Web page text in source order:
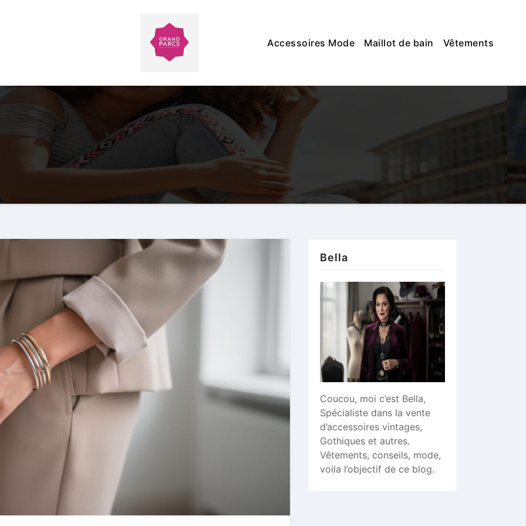
Accessoires Mode Maillot de bain Vêtements
Bella
Coucou, moi c’est Bella,
Spécialiste dans la vente
d’accessoires vintages,
Gothiques et autres.
Vêtements, conseils, mode,
voila l’objectif de ce blog.